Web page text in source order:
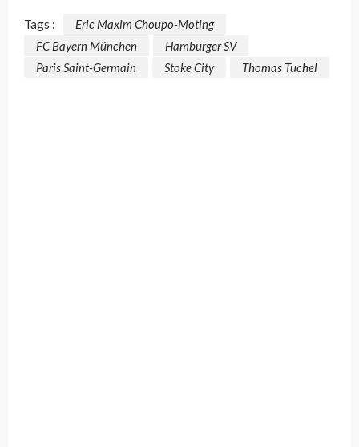
Tags :
Eric Maxim Choupo-Moting
FC Bayern München
Hamburger SV
Paris Saint-Germain
Stoke City Thomas Tuchel